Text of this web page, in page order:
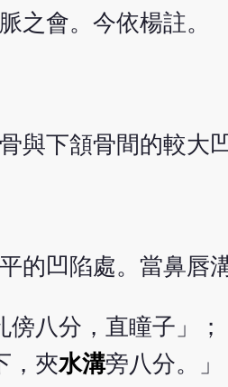
之會。今依楊註。
與下頷骨間的較大
的凹陷處。當鼻唇
八分，直瞳子」；
，夾水溝旁八分。」